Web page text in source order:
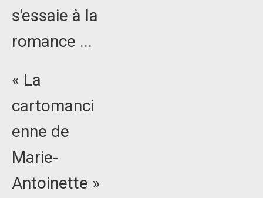
s'essaie à la
romance ...
« La
cartomanci
enne de
Marie-
Antoinette »